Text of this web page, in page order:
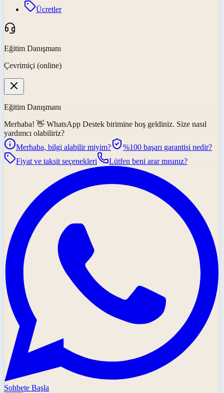
Ücretler
Eğitim Danışmanı
Çevrimiçi (online)
Eğitim Danışmanı
Merhaba! 👋 WhatsApp Destek birimine hoş geldiniz. Size nasıl
yardımcı olabiliriz?
Merhaba, bilgi alabilir miyim?
%100 başarı garantisi nedir?
Fiyat ve taksit seçenekleri
Lütfen beni arar mısınız?
Sohbete Başla